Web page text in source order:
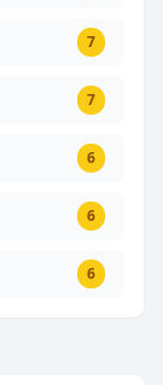
7
7
6
6
6